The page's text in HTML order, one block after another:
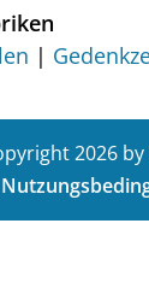
2026